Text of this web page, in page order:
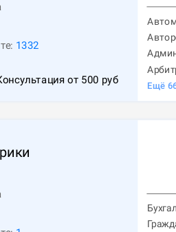
1332
от 500 руб Ещё